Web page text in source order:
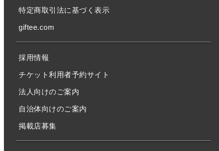
特定商取引法に基づく表示
giftee.com
採用情報
チケット利用者予約サイト
法人向けのご案内
自治体向けのご案内
掲載店募集